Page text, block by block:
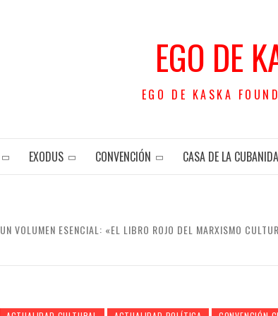
EGO DE
EGO DE KASKA
EXODUS CONVENCIÓN CASA DE LA
UN VOLUMEN ESENCIAL: «EL LIBRO ROJO DEL MARXISMO